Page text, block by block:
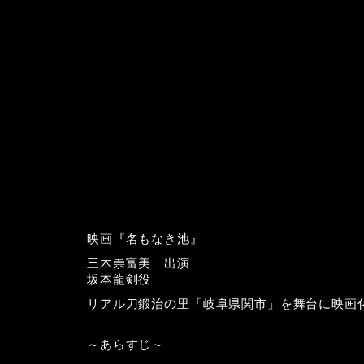
映画『名もなき池』
三木崇富美 出演
坂本龍剣役
リアル刀鍛治の里「岐阜県関市」を舞台に映画
～あらすじ～